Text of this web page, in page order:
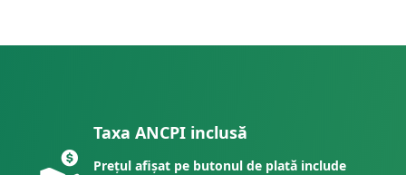
Taxa ANCPI inclusă
Prețul afișat pe butonul de plată include